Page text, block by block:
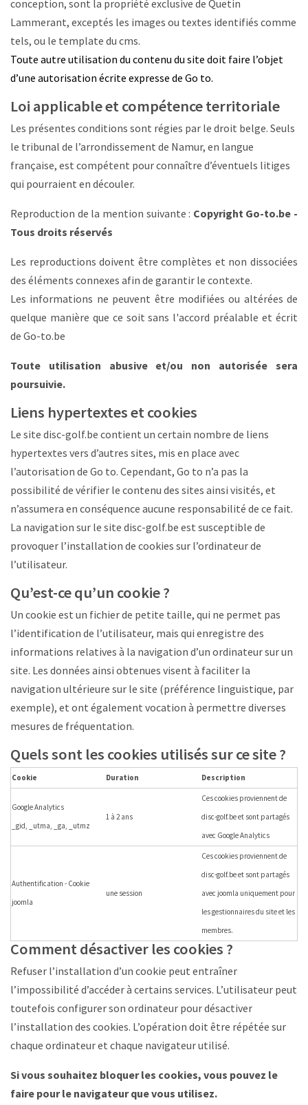
conception, sont la propriété exclusive de Quetin
Lammerant, exceptés les images ou textes identifiés comme
tels, ou le template du cms.
Toute autre utilisation du contenu du site doit faire l’objet
d’une autorisation écrite expresse de Go to.
Loi applicable et compétence territoriale
Les présentes conditions sont régies par le droit belge. Seuls
le tribunal de l’arrondissement de Namur, en langue
française, est compétent pour connaître d’éventuels litiges
qui pourraient en découler.
Reproduction de la mention suivante : Copyright Go-to.be -
Tous droits réservés
Les reproductions doivent être complètes et non dissociées
des éléments connexes afin de garantir le contexte.
Les informations ne peuvent être modifiées ou altérées de
quelque manière que ce soit sans l'accord préalable et écrit
de Go-to.be
Toute utilisation abusive et/ou non autorisée sera
poursuivie.
Liens hypertextes et cookies
Le site disc-golf.be contient un certain nombre de liens
hypertextes vers d’autres sites, mis en place avec
l’autorisation de Go to. Cependant, Go to n’a pas la
possibilité de vérifier le contenu des sites ainsi visités, et
n’assumera en conséquence aucune responsabilité de ce fait.
La navigation sur le site disc-golf.be est susceptible de
provoquer l’installation de cookies sur l’ordinateur de
l’utilisateur.
Qu’est-ce qu’un cookie ?
Un cookie est un fichier de petite taille, qui ne permet pas
l’identification de l’utilisateur, mais qui enregistre des
informations relatives à la navigation d’un ordinateur sur un
site. Les données ainsi obtenues visent à faciliter la
navigation ultérieure sur le site (préférence linguistique, par
exemple), et ont également vocation à permettre diverses
mesures de fréquentation.
Quels sont les cookies utilisés sur ce site ?
Cookie Duration Description
Google Analytics
_gid, _utma, _ga, _utmz
1 à 2 ans
Ces cookies proviennent de
disc-golf.be et sont partagés
avec Google Analytics
Authentification - Cookie
joomla
une session
Ces cookies proviennent de
disc-golf.be et sont partagés
avec joomla uniquement pour
les gestionnaires du site et les
membres.
Comment désactiver les cookies ?
Refuser l’installation d’un cookie peut entraîner
l’impossibilité d’accéder à certains services. L’utilisateur peut
toutefois configurer son ordinateur pour désactiver
l’installation des cookies. L’opération doit être répétée sur
chaque ordinateur et chaque navigateur utilisé.
Si vous souhaitez bloquer les cookies, vous pouvez le
faire pour le navigateur que vous utilisez.